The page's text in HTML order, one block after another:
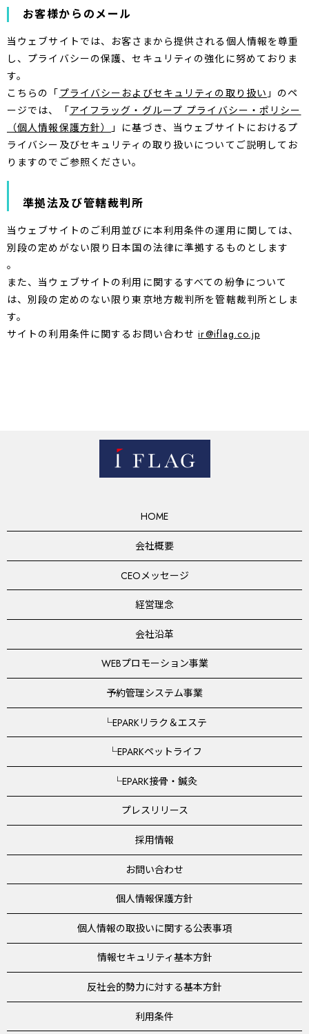
お客様からのメール
当ウェブサイトでは、お客さまから提供される個人情報を尊重
し、プライバシーの保護、セキュリティの強化に努めておりま
す。
こちらの「プライバシーおよびセキュリティの取り扱い」のペ
ージでは、「アイフラッグ・グループ プライバシー・ポリシー
（個人情報保護方針）」に基づき、当ウェブサイトにおけるプ
ライバシー及びセキュリティの取り扱いについてご説明してお
りますのでご参照ください。
準拠法及び管轄裁判所
当ウェブサイトのご利用並びに本利用条件の運用に関しては、
別段の定めがない限り日本国の法律に準拠するものとします
。
また、当ウェブサイトの利用に関するすべての紛争について
は、別段の定めのない限り東京地方裁判所を管轄裁判所としま
す。
サイトの利用条件に関するお問い合わせ ir@iflag.co.jp
HOME
会社概要
CEOメッセージ
経営理念
会社沿革
WEBプロモーション事業
予約管理システム事業
└EPARKリラク＆エステ
└EPARKペットライフ
└EPARK接骨・鍼灸
プレスリリース
採用情報
お問い合わせ
個人情報保護方針
個人情報の取扱いに関する公表事項
情報セキュリティ基本方針
反社会的勢力に対する基本方針
利用条件